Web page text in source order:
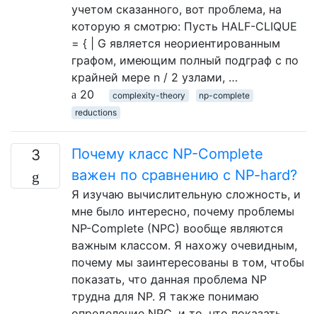
учетом сказанного, вот проблема, на
которую я смотрю: Пусть HALF-CLIQUE
= { | G является неориентированным
графом, имеющим полный подграф с по
крайней мере n / 2 узлами, …
20
complexity-theory
np-complete
reductions
3
Почему класс NP-Complete
важен по сравнению с NP-hard?
Я изучаю вычислительную сложность, и
мне было интересно, почему проблемы
NP-Complete (NPC) вообще являются
важным классом. Я нахожу очевидным,
почему мы заинтересованы в том, чтобы
показать, что данная проблема NP
трудна для NP. Я также понимаю